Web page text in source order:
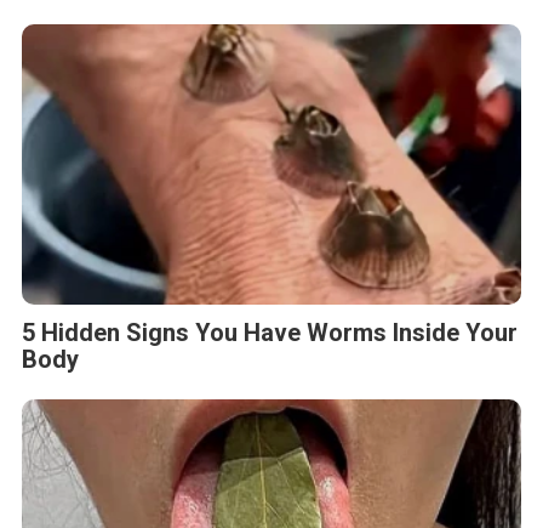
5 Hidden Signs You Have Worms Inside Your
Body